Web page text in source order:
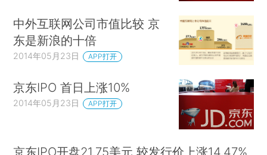
中外互联网公司市值比较 京
东是新浪的十倍
2014年05月23日 APP打开
京东IPO 首日上涨10%
2014年05月23日 APP打开
京东IPO开盘21.75美元 较发行价上涨14.47%